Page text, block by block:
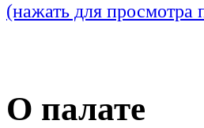
(нажать для просмотра
О палате